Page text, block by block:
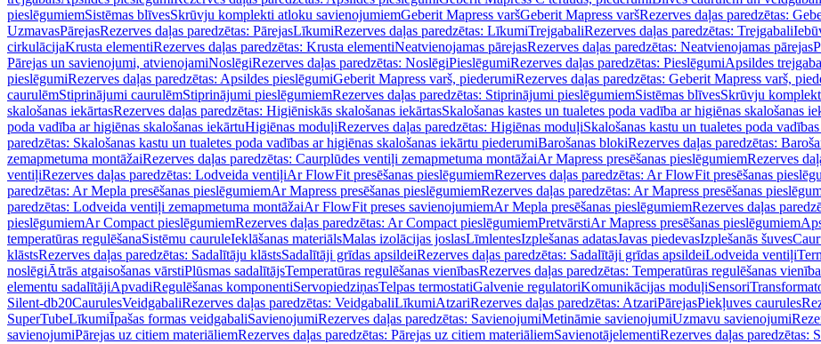
pieslēgumiemSistēmas blīvesSkrūvju komplekti atloku savienojumiemGeberit Mapress varšGeberit Mapress varšRezerves daļas paredzētas:
UzmavasPārejasRezerves daļas paredzētas: PārejasLīkumiRezerves daļas paredzētas: LīkumiTrejgabaliRezerves daļas paredzētas: Trejgabali
cirkulācijaKrusta elementiRezerves daļas paredzētas: Krusta elementiNeatvienojamas pārejasRezerves daļas paredzētas: Neatvienojamas pārejas
Pārejas un savienojumi, atvienojamiNoslēgiRezerves daļas paredzētas: NoslēgiPieslēgumiRezerves daļas paredzētas: PieslēgumiApsildes
pieslēgumiRezerves daļas paredzētas: Apsildes pieslēgumiGeberit Mapress varš, piederumiRezerves daļas paredzētas: Geberit Mapress varš,
caurulēmStiprinājumi caurulēmStiprinājumi pieslēgumiemRezerves daļas paredzētas: Stiprinājumi pieslēgumiemSistēmas blīvesSkrūvju
skalošanas iekārtasRezerves daļas paredzētas: Higiēniskās skalošanas iekārtasSkalošanas kastes un tualetes poda vadība ar higiēnas skalošanas
poda vadība ar higiēnas skalošanas iekārtuHigiēnas moduļiRezerves daļas paredzētas: Higiēnas moduļiSkalošanas kastu un tualetes poda
paredzētas: Skalošanas kastu un tualetes poda vadības ar higiēnas skalošanas iekārtu piederumiBarošanas blokiRezerves daļas paredzētas:
zemapmetuma montāžaiRezerves daļas paredzētas: Caurplūdes ventiļi zemapmetuma montāžaiAr Mapress presēšanas pieslēgumiemRezerves
ventiļiRezerves daļas paredzētas: Lodveida ventiļiAr FlowFit presēšanas pieslēgumiemRezerves daļas paredzētas: Ar FlowFit presēšanas
paredzētas: Ar Mepla presēšanas pieslēgumiemAr Mapress presēšanas pieslēgumiemRezerves daļas paredzētas: Ar Mapress presēšanas
paredzētas: Lodveida ventiļi zemapmetuma montāžaiAr FlowFit preses savienojumiemAr Mepla presēšanas pieslēgumiemRezerves daļas
pieslēgumiemAr Compact pieslēgumiemRezerves daļas paredzētas: Ar Compact pieslēgumiemPretvārstiAr Mapress presēšanas pieslēgumiem
temperatūras regulēšanaSistēmu cauruleIeklāšanas materiālsMalas izolācijas joslasLīmlentesIzplešanas adatasJavas piedevasIzplešanās šuves
klāstsRezerves daļas paredzētas: Sadalītāju klāstsSadalītāji grīdas apsildeiRezerves daļas paredzētas: Sadalītāji grīdas apsildeiLodveida ventiļi
noslēgiĀtrās atgaisošanas vārstiPlūsmas sadalītājsTemperatūras regulēšanas vienībasRezerves daļas paredzētas: Temperatūras regulēšanas
elementu sadalītājiApvadiRegulēšanas komponentiServopiedziņasTelpas termostatiGalvenie regulatoriKomunikācijas moduļiSensori
Silent-db20CaurulesVeidgabaliRezerves daļas paredzētas: VeidgabaliLīkumiAtzariRezerves daļas paredzētas: AtzariPārejasPiekļuves caurules
SuperTubeLīkumiĪpašas formas veidgabaliSavienojumiRezerves daļas paredzētas: SavienojumiMetināmie savienojumiUzmavu savienojumi
savienojumiPārejas uz citiem materiāliemRezerves daļas paredzētas: Pārejas uz citiem materiāliemSavienotājelementiRezerves daļas paredzētas: